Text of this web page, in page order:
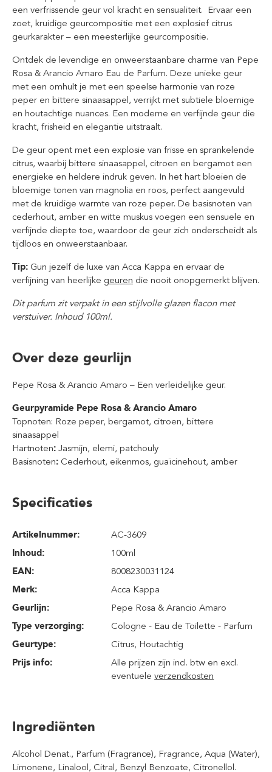
een verfrissende geur vol kracht en sensualiteit. Ervaar een
zoet, kruidige geurcompositie met een explosief citrus
geurkarakter – een meesterlijke geurcompositie.
Ontdek de levendige en onweerstaanbare charme van Pepe
Rosa & Arancio Amaro Eau de Parfum. Deze unieke geur
met een omhult je met een speelse harmonie van roze
peper en bittere sinaasappel, verrijkt met subtiele bloemige
en houtachtige nuances. Een moderne en verfijnde geur die
kracht, frisheid en elegantie uitstraalt.
De geur opent met een explosie van frisse en sprankelende
citrus, waarbij bittere sinaasappel, citroen en bergamot een
energieke en heldere indruk geven. In het hart bloeien de
bloemige tonen van magnolia en roos, perfect aangevuld
met de kruidige warmte van roze peper. De basisnoten van
cederhout, amber en witte muskus voegen een sensuele en
verfijnde diepte toe, waardoor de geur zich onderscheidt als
tijdloos en onweerstaanbaar.
Tip: Gun jezelf de luxe van Acca Kappa en ervaar de
verfijning van heerlijke geuren die nooit onopgemerkt blijven.
Dit parfum zit verpakt in een stijlvolle glazen flacon met
verstuiver. Inhoud 100ml.
Over deze geurlijn
Pepe Rosa & Arancio Amaro – Een verleidelijke geur.
Geurpyramide Pepe Rosa & Arancio Amaro
Topnoten: Roze peper, bergamot, citroen, bittere
sinaasappel
Hartnoten: Jasmijn, elemi, patchouly
Basisnoten: Cederhout, eikenmos, guaïcinehout, amber
Specificaties
Artikelnummer:
AC-3609
Inhoud:
100ml
EAN:
8008230031124
Merk:
Acca Kappa
Geurlijn:
Pepe Rosa & Arancio Amaro
Type verzorging:
Cologne - Eau de Toilette - Parfum
Geurtype:
Citrus, Houtachtig
Prijs info:
Alle prijzen zijn incl. btw en excl.
eventueleverzendkosten
Ingrediënten
Alcohol Denat., Parfum (Fragrance), Fragrance, Aqua (Water),
Limonene, Linalool, Citral, Benzyl Benzoate, Citronellol.